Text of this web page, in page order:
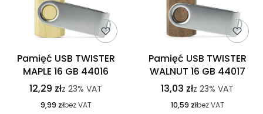
Pamięć USB TWISTER
MAPLE 16 GB 44016
12,29 złz 23% VAT
9,99 złbez VAT
Pamięć USB TWISTER
WALNUT 16 GB 44017
13,03 złz 23% VAT
10,59 złbez VAT